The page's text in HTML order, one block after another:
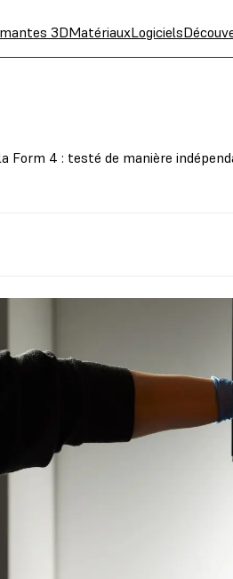
3DMatériauxLogiciels
Form 4 : testé de manière